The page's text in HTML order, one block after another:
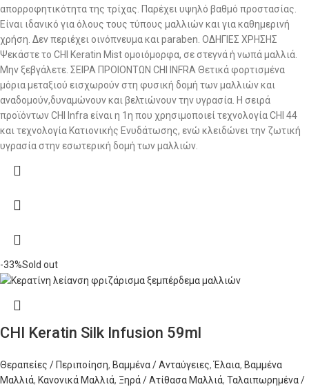
απορροφητικότητα της τρίχας. Παρέχει υψηλό βαθμό προστασίας.
Είναι ιδανικό για όλους τους τύπους μαλλιών και για καθημερινή
χρήση. Δεν περιέχει οινόπνευμα και paraben. ΟΔΗΓΙΕΣ ΧΡΗΣΗΣ
Ψεκάστε το CHI Keratin Mist ομοιόμορφα, σε στεγνά ή νωπά μαλλιά.
Μην ξεβγάλετε. ΣΕΙΡΑ ΠΡΟΙΟΝΤΩΝ CHI INFRA Θετικά φορτισμένα
μόρια μεταξιού εισχωρούν στη φυσική δομή των μαλλιών και
αναδομούν,δυναμώνουν και βελτιώνουν την υγρασία. Η σειρά
προϊόντων CHI Infra είναι η 1η που χρησιμοποιεί τεχνολογία CHI 44
και τεχνολογία Κατιονικής Ενυδάτωσης, ενώ κλειδώνει την ζωτική
υγρασία στην εσωτερική δομή των μαλλιών.
-33%Sold out
CHI Keratin Silk Infusion 59ml
Θεραπείες / Περιποίηση, Βαμμένα / Ανταύγειες,Έλαια, Βαμμένα
Μαλλιά, Κανονικά Μαλλιά, Ξηρά / Ατίθασα Μαλλιά, Ταλαιπωρημένα /